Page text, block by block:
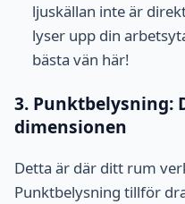
ljuskällan inte är
lyser upp din
bästa vän här!
3. Punktbelysning:
dimensionen
Detta är där ditt rum
Punktbelysning tillför